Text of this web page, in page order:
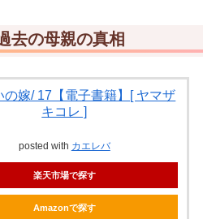
去の母親の真相
の嫁/ 17【電子書籍】[ ヤマザ
キコレ ]
posted with カエレバ
楽天市場で探す
Amazonで探す